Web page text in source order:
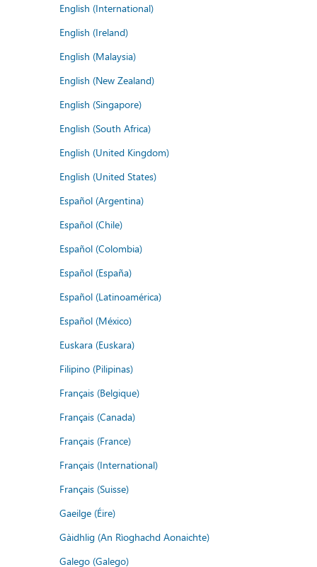
English (International)
English (Ireland)
English (Malaysia)
English (New Zealand)
English (Singapore)
English (South Africa)
English (United Kingdom)
English (United States)
Español (Argentina)
Español (Chile)
Español (Colombia)
Español (España)
Español (Latinoamérica)
Español (México)
Euskara (Euskara)
Filipino (Pilipinas)
Français (Belgique)
Français (Canada)
Français (France)
Français (International)
Français (Suisse)
Gaeilge (Éire)
Gàidhlig (An Rìoghachd Aonaichte)
Galego (Galego)